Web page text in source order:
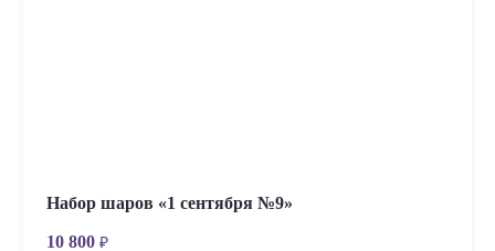
Набор шаров «1 сентября №9»
10 800 ₽